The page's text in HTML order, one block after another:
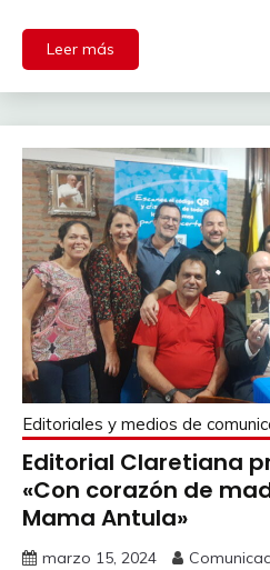
Leer más
Editoriales y medios de
Editorial Claretiana
«Con corazón de
Mama Antula»
marzo 15, 2024